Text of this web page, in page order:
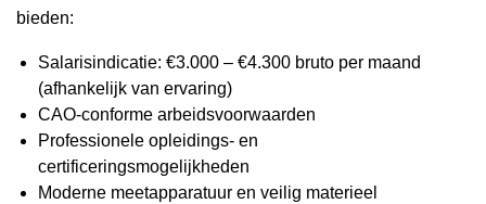
bieden:
Salarisindicatie: €3.000 – €4.300 bruto per maand
(afhankelijk van ervaring)
CAO-conforme arbeidsvoorwaarden
Professionele opleidings- en
certificeringsmogelijkheden
Moderne meetapparatuur en veilig materieel